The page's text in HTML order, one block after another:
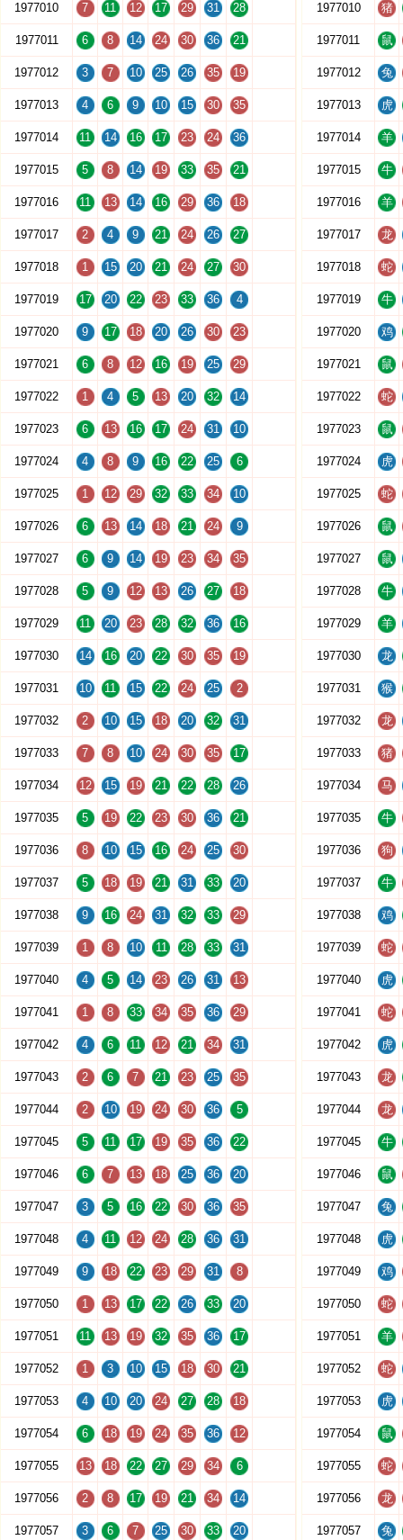
1977010 7 11 12 17 29 31 28
1977011 6 8 14 24 30 36 21
1977012 3 7 10 25 26 35 19
1977013 4 6 9 10 15 30 35
1977014 11 14 16 17 23 24 36
1977015 5 8 14 19 33 35 21
1977016 11 13 14 16 29 36 18
1977017 2 4 9 21 24 26 27
1977018 1 15 20 21 24 27 30
1977019 17 20 22 23 33 36 4
1977020 9 17 18 20 26 30 23
1977021 6 8 12 16 19 25 29
1977022 1 4 5 13 20 32 14
1977023 6 13 16 17 24 31 10
1977024 4 8 9 16 22 25 6
1977025 1 12 29 32 33 34 10
1977026 6 13 14 18 21 24 9
1977027 6 9 14 19 23 34 35
1977028 5 9 12 13 26 27 18
1977029 11 20 23 28 32 36 16
1977030 14 16 20 22 30 35 19
1977031 10 11 15 22 24 25 2
1977032 2 10 15 18 20 32 31
1977033 7 8 10 24 30 35 17
1977034 12 15 19 21 22 28 26
1977035 5 19 22 23 30 36 21
1977036 8 10 15 16 24 25 30
1977037 5 18 19 21 31 33 20
1977038 9 16 24 31 32 33 29
1977039 1 8 10 11 28 33 31
1977040 4 5 14 23 26 31 13
1977041 1 8 33 34 35 36 29
1977042 4 6 11 12 21 34 31
1977043 2 6 7 21 23 25 35
1977044 2 10 19 24 30 36 5
1977045 5 11 17 19 35 36 22
1977046 6 7 13 18 25 36 20
1977047 3 5 16 22 30 36 35
1977048 4 11 12 24 28 36 31
1977049 9 18 22 23 29 31 8
1977050 1 13 17 22 26 33 20
1977051 11 13 19 32 35 36 17
1977052 1 3 10 15 18 30 21
1977053 4 10 20 24 27 28 18
1977054 6 18 19 24 35 36 12
1977055 13 18 22 27 29 34 6
1977056 2 8 17 19 21 34 14
1977057 3 6 7 25 30 33 20
1977010 猪
1977011 鼠
1977012 兔
1977013 虎
1977014 羊
1977015 牛
1977016 羊
1977017 龙
1977018 蛇
1977019 牛
1977020 鸡
1977021 鼠
1977022 蛇
1977023 鼠
1977024 虎
1977025 蛇
1977026 鼠
1977027 鼠
1977028 牛
1977029 羊
1977030 龙
1977031 猴
1977032 龙
1977033 猪
1977034 马
1977035 牛
1977036 狗
1977037 牛
1977038 鸡
1977039 蛇
1977040 虎
1977041 蛇
1977042 虎
1977043 龙
1977044 龙
1977045 牛
1977046 鼠
1977047 兔
1977048 虎
1977049 鸡
1977050 蛇
1977051 羊
1977052 蛇
1977053 虎
1977054 鼠
1977055 蛇
1977056 龙
1977057 兔